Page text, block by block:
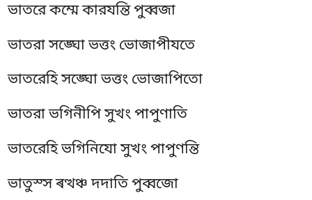
ভাতরে কম্মে কারযন্তি পুব্বজা
ভাতরা সঙ্ঘো ভত্তং ভোজাপীযতে
ভাতরেহি সঙ্ঘো ভত্তং ভোজাপিতো
ভাতরা ভগিনীপি সুখং পাপুণাতি
ভাতরেহি ভগিনিযো সুখং পাপুণন্তি
ভাতুস্স ৰত্থঞ্চ দদাতি পুব্বজো